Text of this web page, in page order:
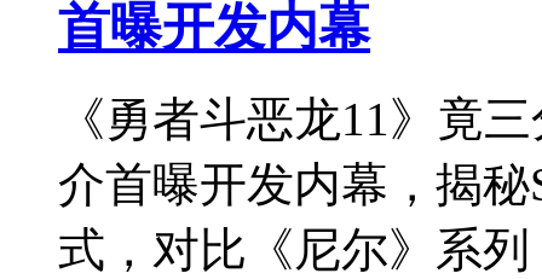
首曝开发内幕
《勇者斗恶龙11》竟
介首曝开发内幕，揭秘
式，对比《尼尔》系